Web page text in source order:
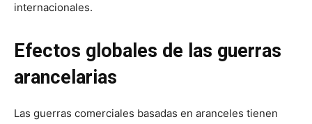
internacionales.
Efectos globales de las guerras
arancelarias
Las guerras comerciales basadas en aranceles tienen